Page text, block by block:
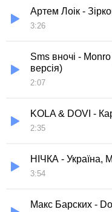
Артем Лоік -
3:26
Sms вночi -
версія)
2:07
KOLA & DOVI -
2:35
НІЧКА - Україна,
3:54
Макс Барских -